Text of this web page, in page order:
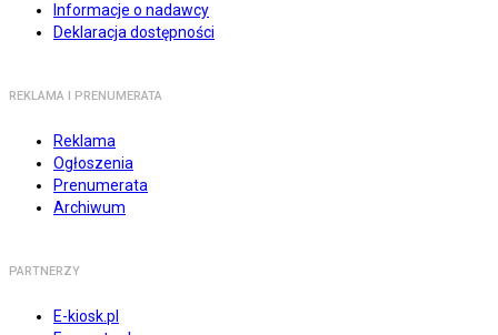
Informacje o nadawcy
Deklaracja dostępności
REKLAMA I PRENUMERATA
Reklama
Ogłoszenia
Prenumerata
Archiwum
PARTNERZY
E-kiosk.pl